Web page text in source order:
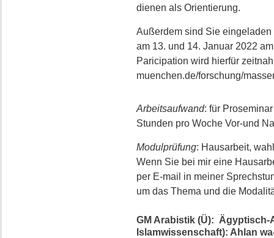
dienen als Orientierung.
Außerdem sind Sie
am 13. und 14. Januar 2022
Paricipation wird hierfür
muenchen.de/forschung/
Arbeitsaufwand: für
Stunden pro Woche Vor-und
Modulprüfung: Hausarbeit,
Wenn Sie bei mir eine
per E-mail in meiner
um das Thema und die
GM Arabistik (Ü): Ägyptisch-
Islamwissenschaft): Ahlan